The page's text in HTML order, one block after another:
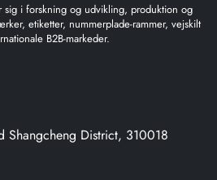
sig i forskning og udvikling, produktion og
etiketter, nummerplade-rammer, vejskilt
B2B-markeder.
Shangcheng District, 310018